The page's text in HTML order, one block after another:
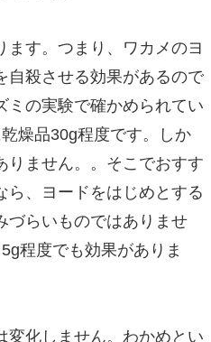
ます。つまり、ワカメのヨ
自殺させる効果があるので
ミの実験で確かめられてい
燥品30g程度です。しか
りません。。そこでおすす
ら、ヨードをはじめとする
づらいものではありませ
程度でも効果がありま
変化しません。わかめとい